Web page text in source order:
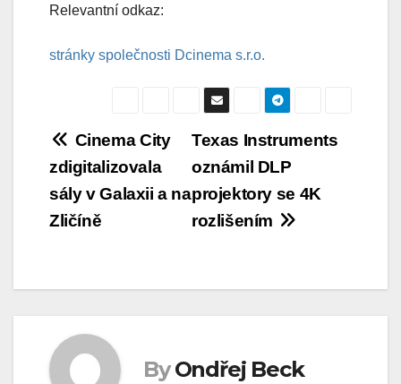
Relevantní odkaz:
stránky společnosti Dcinema s.r.o.
Navigace
pro
příspěvek
Texas Instruments
oznámil DLP
projektory se 4K
rozlišením
Cinema City
zdigitalizovala
sály v Galaxii a na
Zličíně
By Ondřej Beck